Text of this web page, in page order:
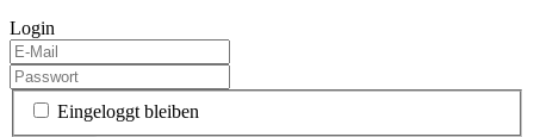
Login
Eingeloggt bleiben